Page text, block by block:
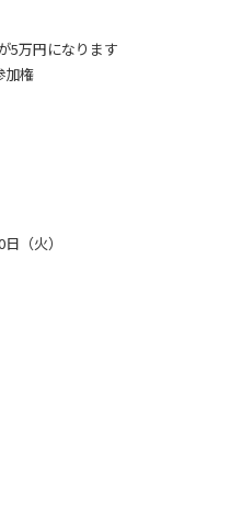
5万円になります
加権
（火）